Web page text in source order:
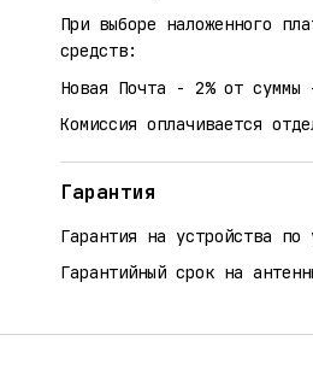
При выборе наложенного
средств:
Новая Почта - 2% от суммы
Комиссия оплачивается
Гарантия
Гарантия на устройства по
Гарантийный срок на